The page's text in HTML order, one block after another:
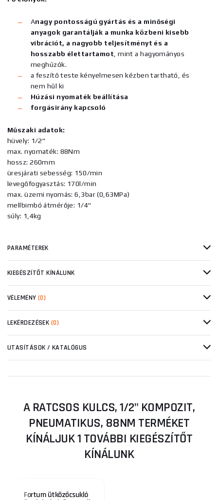
Anagy pontosságú gyártás és a minőségi
anyagok garantálják a munka közbeni kisebb
vibrációt, a nagyobb teljesítményt és a
hosszabb élettartamot , mint a hagyományos
meghúzók.
a feszítő teste kényelmesen kézben tartható, és
nem hűl ki
Húzási nyomaték beállítása
forgásirány kapcsoló
Műszaki adatok:
hüvely: 1/2"
max. nyomaték: 88Nm
hossz: 260mm
üresjárati sebesség: 150/min
levegőfogyasztás: 170l/min
max. üzemi nyomás: 6,3bar (0,63MPa)
mellbimbó átmérője: 1/4"
súly: 1,4kg
PARAMÉTEREK
KIEGÉSZÍTŐT KÍNÁLUNK
VÉLEMÉNY (0)
LEKÉRDEZÉSEK (0)
UTASÍTÁSOK / KATALÓGUS
A RATCSOS KULCS, 1/2" KOMPOZIT,
PNEUMATIKUS, 88NM TERMÉKET
KÍNÁLJUK 1 TOVÁBBI KIEGÉSZÍTŐT
KÍNÁLUNK
Fortum ütközőcsukló